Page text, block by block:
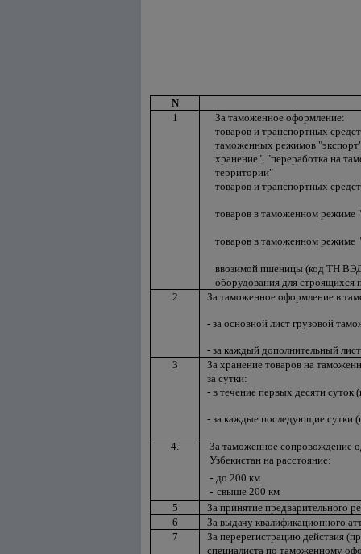
N
1
За таможенное оформление:
товаров и транспортных
таможенных режимов
хранение", "переработка на
территории"
товаров и транспортных
товаров в таможенном режиме
товаров в таможенном режиме
ввозимой пшеницы (код ТН
оборудования для строящихся
2
За таможенное оформление в
- за основной лист грузовой
- за каждый дополнительный лист
3
За хранение товаров на
за сутки:
- в течение первых десяти суток
- за каждые последующие сутки
4.
За таможенное сопровождение
Узбекистан на расстояние:
- до 200 км
- свыше 200 км
5
За принятие предварительного
6
За выдачу квалификационного
7
За перерегистрацию действия
специалиста по таможенному